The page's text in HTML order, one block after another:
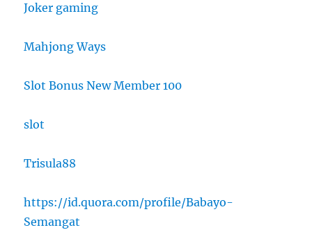
Joker gaming
Mahjong Ways
Slot Bonus New Member 100
slot
Trisula88
https://id.quora.com/profile/Babayo-
Semangat